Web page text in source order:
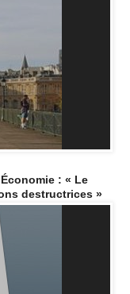
: « Le
destructrices »